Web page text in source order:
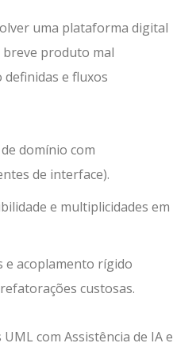
uma plataforma digital
produto mal
e fluxos
domínio com
de interface).
e multiplicidades em
e acoplamento rígido
custosas.
com Assistência de IA e